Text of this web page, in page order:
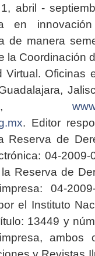
abril -
en
de manera
la Coordinación
Virtual. Oficinas
. Editor
Reserva de
04-2009-
Reserva de
04-2009-
el Instituto
13449 y
ambos